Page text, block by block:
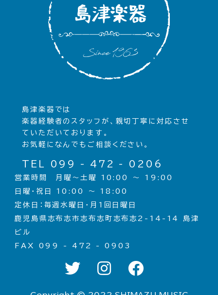
島津楽器では
楽器経験者のスタッフが、親切丁寧に対応させ
ていただいております。
お気軽になんでもご相談ください。
TEL 099 - 472 - 0206
営業時間 月曜〜土曜 10:00 〜 19:00
日曜・祝日 10:00 〜 18:00
定休日：毎週水曜日・月1回日曜日
鹿児島県志布志市志布志町志布志2-14-14 島津
ビル
FAX 099 - 472 - 0903